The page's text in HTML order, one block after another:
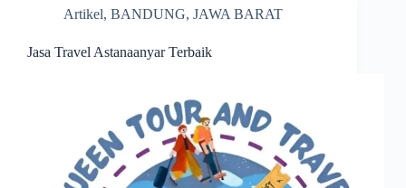
Artikel, BANDUNG, JAWA BARAT
Jasa Travel Astanaanyar Terbaik